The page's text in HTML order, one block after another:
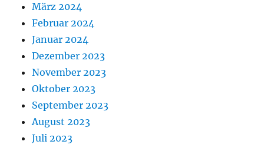
März 2024
Februar 2024
Januar 2024
Dezember 2023
November 2023
Oktober 2023
September 2023
August 2023
Juli 2023